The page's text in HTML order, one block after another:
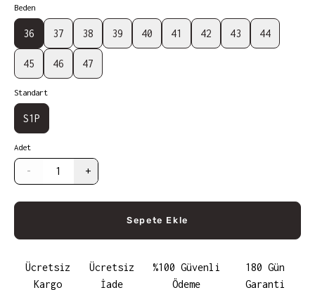
Beden
36 37 38 39 40 41 42 43 44
45 46 47
Standart
S1P
Adet
- +
Sepete Ekle
Ücretsiz
Kargo
Ücretsiz
İade
%100 Güvenli
Ödeme
180 Gün
Garanti